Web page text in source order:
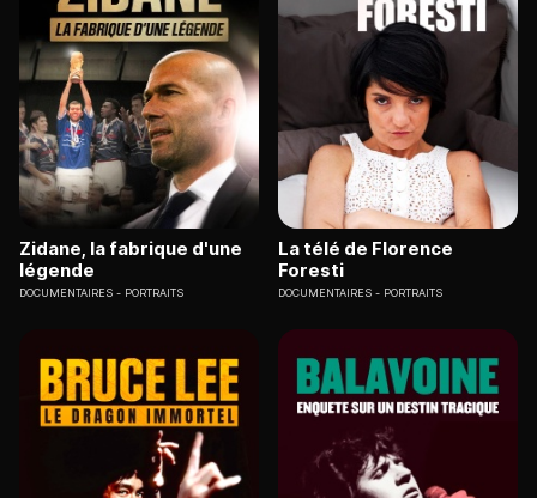
Zidane, la fabrique d'une
légende
DOCUMENTAIRES PORTRAITS
La télé de Florence
Foresti
DOCUMENTAIRES PORTRAITS